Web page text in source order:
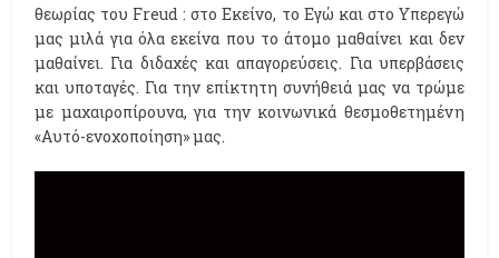
θεωρίας του Freud : στο Εκείνο, το Εγώ και στο Υπερεγώ
μας μιλά για όλα εκείνα που το άτομο μαθαίνει και δεν
μαθαίνει. Για διδαχές και απαγορεύσεις. Για υπερβάσεις
και υποταγές. Για την επίκτητη συνήθειά μας να τρώμε
με μαχαιροπίρουνα, για την κοινωνικά θεσμοθετημένη
«Αυτό-ενοχοποίηση» μας.